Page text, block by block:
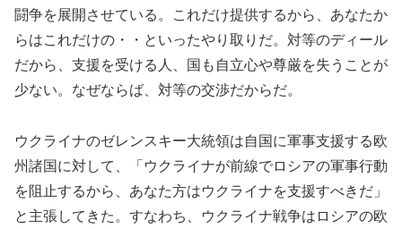
闘争を展開させている。これだけ提供するから、あなたか
らはこれだけの・・といったやり取りだ。対等のディール
だから、支援を受ける人、国も自立心や尊厳を失うことが
少ない。なぜならば、対等の交渉だからだ。
ウクライナのゼレンスキー大統領は自国に軍事支援する欧
州諸国に対して、「ウクライナが前線でロシアの軍事行動
を阻止するから、あなた方はウクライナを支援すべきだ」
と主張してきた。すなわち、ウクライナ戦争はロシアの欧